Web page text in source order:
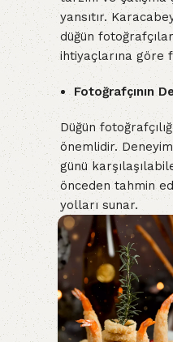
yansıtır.
düğün
ihtiyaçlarına göre
Fotoğrafçının
Düğün
önemlidir.
günü
önceden tahmin
yolları sunar.